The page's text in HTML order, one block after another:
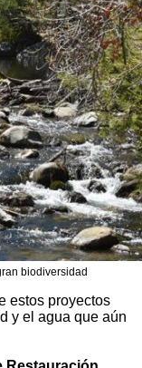
biodiversidad
estos proyectos
y el agua que aún